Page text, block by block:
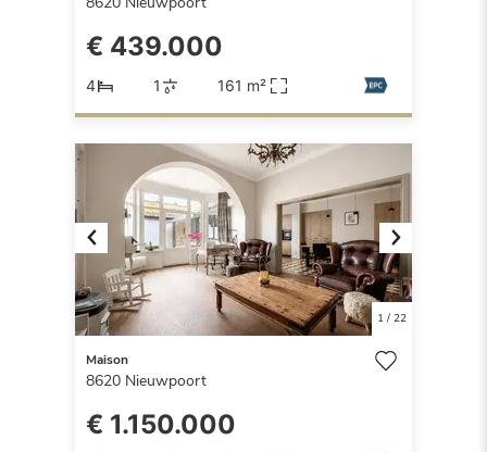
€ 439.000
4 1 161 m²
Previous Next
1/ 22
Maison
8620 Nieuwpoort
€ 1.150.000